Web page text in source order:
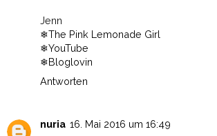
Jenn
❄The Pink Lemonade Girl
❄YouTube
❄Bloglovin
Antworten
nuria 16. Mai 2016 um 16:49